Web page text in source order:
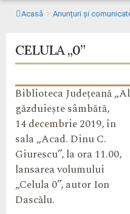
Acasă > Anunțuri și
CELULA „0”
Biblioteca Județeană
găzduiește sâmbătă,
14 decembrie 2019, în
sala „Acad. Dinu C.
Giurescu”, la ora 11.00,
lansarea volumului
„Celula 0”, autor Ion
Dascălu.